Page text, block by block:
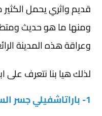
قديم واثري يحمل الكثير
ومنها ما هو حديث
وعراقة هذه المدينة
لذلك هيا بنا نتعرف على
1- باراتاشفيلي جسر السلام تبليسي